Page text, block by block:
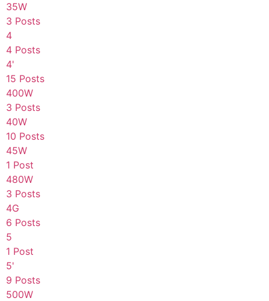
35W
3 Posts
4
4 Posts
4'
15 Posts
400W
3 Posts
40W
10 Posts
45W
1 Post
480W
3 Posts
4G
6 Posts
5
1 Post
5'
9 Posts
500W